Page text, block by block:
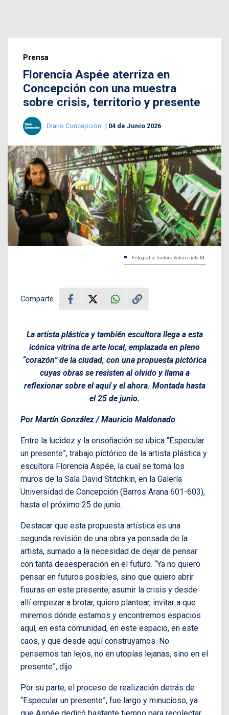
Prensa
Florencia Aspée aterriza en
Concepción con una muestra
sobre crisis, territorio y presente
Diario Concepción 04 de Junio 2026
Fotografía: Isidoro Valenzuela M.
Comparte
La artista plástica y también escultora llega a esta
icónica vitrina de arte local, emplazada en pleno
“corazón” de la ciudad, con una propuesta pictórica
cuyas obras se resisten al olvido y llama a
reflexionar sobre el aquí y el ahora. Montada hasta
el 25 de junio.
Por Martín González / Mauricio Maldonado
Entre la lucidez y la ensoñación se ubica “Especular
un presente”, trabajo pictórico de la artista plástica y
escultora Florencia Aspée, la cual se toma los
muros de la Sala David Stitchkin, en la Galería
Universidad de Concepción (Barros Arana 601-603),
hasta el próximo 25 de junio.
Destacar que esta propuesta artística es una
segunda revisión de una obra ya pensada de la
artista, sumado a la necesidad de dejar de pensar
con tanta desesperación en el futuro. “Ya no quiero
pensar en futuros posibles, sino que quiero abrir
fisuras en este presente, asumir la crisis y desde
allí empezar a brotar, quiero plantear, invitar a que
miremos dónde estamos y encontremos espacios
aquí, en esta comunidad, en este espacio, en este
caos, y que desde aquí construyamos. No
pensemos tan lejos, no en utopías lejanas, sino en el
presente”, dijo.
Por su parte, el proceso de realización detrás de
“Especular un presente”, fue largo y minucioso, ya